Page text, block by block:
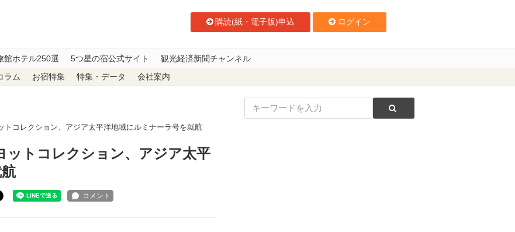
購読(紙・電子版)申込 ログイン
館ホテル250選 5つ星の宿公式サイト 観光経済新聞チャンネル
ラム お宿特集 特集・データ 会社案内
トコレクション、アジア太平洋地域にルミナーラ号を就航
ットコレクション、アジア太平